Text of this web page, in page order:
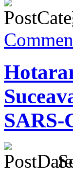
SARS-